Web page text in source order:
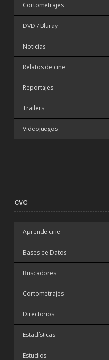
Cortometrajes
DVD / Bluray
Noticias
Relatos de cine
Reportajes
Trailers
Videojuegos
CVC
Aprende cine
Bases de Datos
Buscadores
Cortometrajes
Directorios
Estadísticas
Estudios